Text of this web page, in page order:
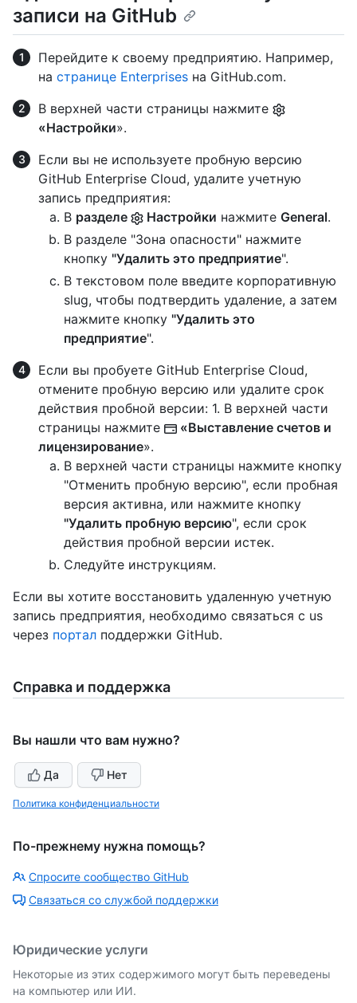
записи на GitHub
Перейдите к своему предприятию. Например,
на странице Enterprises на GitHub.com.
В верхней части страницы нажмите
«Настройки».
Если вы не используете пробную версию
GitHub Enterprise Cloud, удалите учетную
запись предприятия:
В разделе Настройки нажмите General.
В разделе "Зона опасности" нажмите
кнопку "Удалить это предприятие".
В текстовом поле введите корпоративную
slug, чтобы подтвердить удаление, а затем
нажмите кнопку "Удалить это
предприятие".
Если вы пробуете GitHub Enterprise Cloud,
отмените пробную версию или удалите срок
действия пробной версии: 1. В верхней части
страницы нажмите
«Выставление счетов и
лицензирование».
В верхней части страницы нажмите кнопку
"Отменить пробную версию", если пробная
версия активна, или нажмите кнопку
"Удалить пробную версию", если срок
действия пробной версии истек.
Следуйте инструкциям.
Если вы хотите восстановить удаленную учетную
запись предприятия, необходимо связаться с us
через портал поддержки GitHub.
Справка и поддержка
Вы нашли что вам нужно?
Да Нет
Политика конфиденциальности
По-прежнему нужна помощь?
Спросите сообщество GitHub
Связаться со службой поддержки
Юридические услуги
Некоторые из этих содержимого могут быть переведены
на компьютер или ИИ.